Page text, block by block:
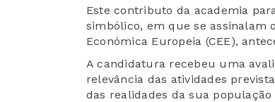
Este contributo da academia
simbólico, em que se assinalam
Económica Europeia (CEE),
A candidatura recebeu uma
relevância das atividades
das realidades da sua